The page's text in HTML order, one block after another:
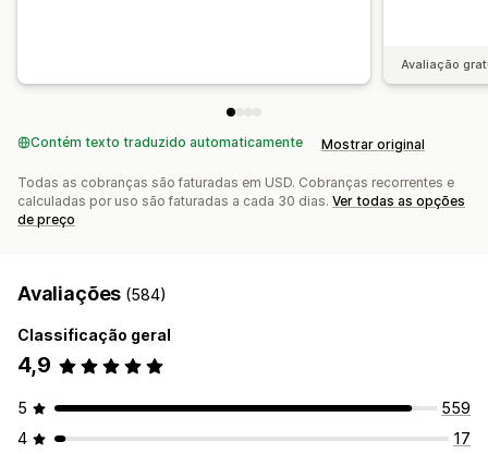
Avaliação
Contém texto traduzido automaticamente Mostrar original
Todas as cobranças são faturadas em USD. Cobranças recorrentes e
calculadas por uso são faturadas a cada 30 dias. Ver todas as opções
de preço
Avaliações (584)
Classificação geral
4,9
5
559
4
17